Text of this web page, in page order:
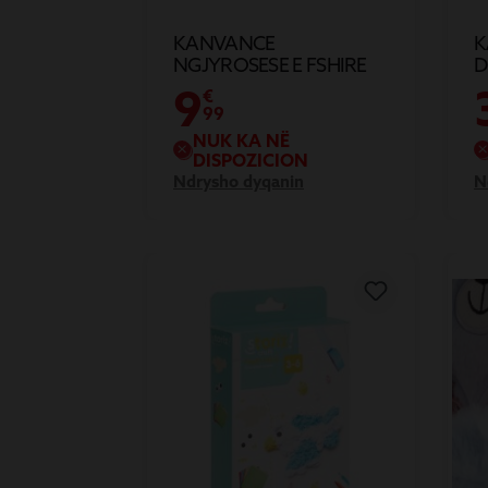
KANVANCE
NGJYROSESE E FSHIRE
75X75CM ME SHENUES
MAGJIK
9€
99
NUK KA NË
DISPOZICION